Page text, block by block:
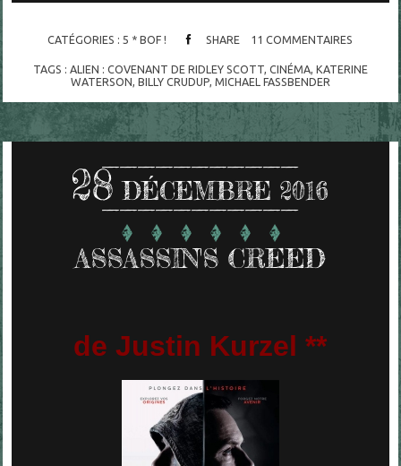
CATÉGORIES : 5 * BOF ! SHARE 11 COMMENTAIRES
TAGS : ALIEN : COVENANT DE RIDLEY SCOTT, CINÉMA, KATERINE
WATERSON BILLY CRUDUP, MICHAEL FASSBENDER
28 DÉCEMBRE 2016
ASSASSIN'S CREED
de Justin Kurzel **